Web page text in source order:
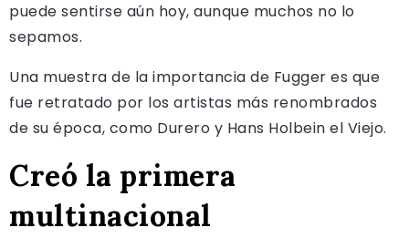
puede sentirse aún hoy, aunque muchos no lo
sepamos.
Una muestra de la importancia de Fugger es que
fue retratado por los artistas más renombrados
de su época, como Durero y Hans Holbein el Viejo.
Creó la primera
multinacional